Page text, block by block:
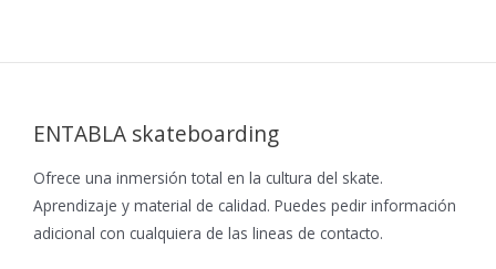
ENTABLA skateboarding
Ofrece una inmersión total en la cultura del skate.
Aprendizaje y material de calidad. Puedes pedir información
adicional con cualquiera de las lineas de contacto.